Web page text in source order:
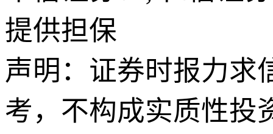
提供担保
声明：证券时报力求
考，不构成实质性投